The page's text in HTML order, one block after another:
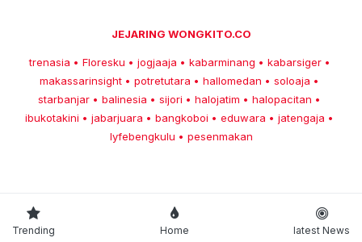
JEJARING WONGKITO.CO
trenasia • Floresku • jogjaaja • kabarminang • kabarsiger •
makassarinsight • potretutara • hallomedan • soloaja •
starbanjar • balinesia • sijori • halojatim • halopacitan •
ibukotakini • jabarjuara • bangkoboi • eduwara • jatengaja •
lyfebengkulu • pesenmakan
Trending Home latest News